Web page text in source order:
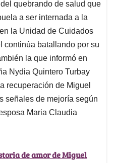
quebrando de salud que
a ser internada a la
la Unidad de Cuidados
continúa batallando por su
la que informó en
Nydia Quintero Turbay
recuperación de Miguel
señales de mejoría según
Maria Claudia
de amor de Miguel